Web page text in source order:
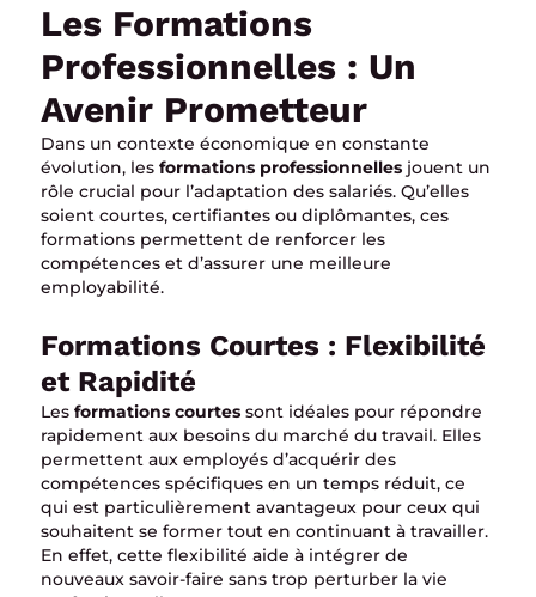
Les Formations
Professionnelles : Un
Avenir Prometteur
Dans un contexte économique en constante
évolution, les formations professionnelles jouent un
rôle crucial pour l’adaptation des salariés. Qu’elles
soient courtes, certifiantes ou diplômantes, ces
formations permettent de renforcer les
compétences et d’assurer une meilleure
employabilité.
Formations Courtes : Flexibilité
et Rapidité
Les formations courtes sont idéales pour répondre
rapidement aux besoins du marché du travail. Elles
permettent aux employés d’acquérir des
compétences spécifiques en un temps réduit, ce
qui est particulièrement avantageux pour ceux qui
souhaitent se former tout en continuant à travailler.
En effet, cette flexibilité aide à intégrer de
nouveaux savoir-faire sans trop perturber la vie